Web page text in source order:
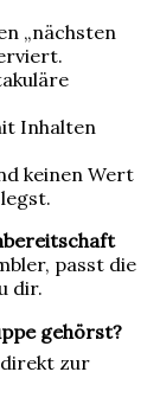
„nächsten
Inhalten
keinen Wert
passt die
dir.
gehörst?
zur